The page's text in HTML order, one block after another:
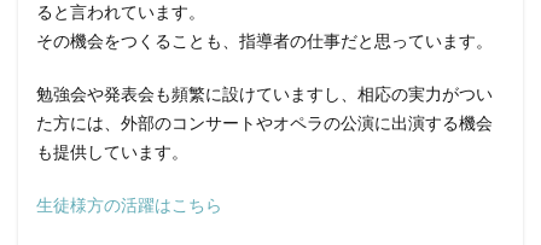
ると言われています。
その機会をつくることも、指導者の仕事だと思っています。
勉強会や発表会も頻繁に設けていますし、相応の実力がつい
た方には、外部のコンサートやオペラの公演に出演する機会
も提供しています。
生徒様方の活躍はこちら